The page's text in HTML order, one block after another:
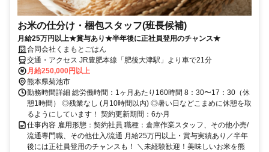
お米の仕分け・梱包スタッフ(班長候補)
月給25万円以上★賞与あり★半年後に正社員登用のチャンス★
合同会社くまもとごはん
交通・アクセス JR豊肥本線「肥後大津駅」より車で21分
月給250,000円以上
熊本県菊池市
勤務時間詳細 総労働時間：1ヶ月あたり160時間 8：30〜17：30（休
憩1時間） ◎残業なし (月10時間以内) ◎暑い日などこまめに休憩を取
るようにしています！ 契約更新期間：6か月
仕事内容 雇用形態：契約社員 職種：倉庫作業スタッフ、その他小売/
流通専門職、その他仕入/流通 月給25万円以上・賞与実績あり／半年
後には正社員登用のチャンスも！ ＼未経験歓迎！美味しいお米を熊